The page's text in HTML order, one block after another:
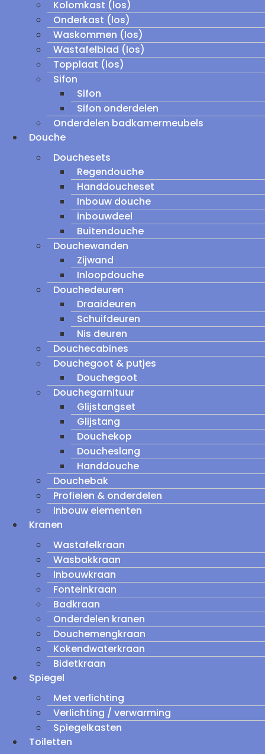
Kolomkast (los)
Onderkast (los)
Waskommen (los)
Wastafelblad (los)
Topplaat (los)
Sifon
Sifon
Sifon onderdelen
Onderdelen badkamermeubels
Douche
Douchesets
Regendouche
Handdoucheset
Inbouw douche
inbouwdeel
Buitendouche
Douchewanden
Zijwand
Inloopdouche
Douchedeuren
Draaideuren
Schuifdeuren
Nis deuren
Douchecabines
Douchegoot & putjes
Douchegoot
Douchegarnituur
Glijstangset
Glijstang
Douchekop
Doucheslang
Handdouche
Douchebak
Profielen & onderdelen
Inbouw elementen
Kranen
Wastafelkraan
Wasbakkraan
Inbouwkraan
Fonteinkraan
Badkraan
Onderdelen kranen
Douchemengkraan
Kokendwaterkraan
Bidetkraan
Spiegel
Met verlichting
Verlichting / verwarming
Spiegelkasten
Toiletten